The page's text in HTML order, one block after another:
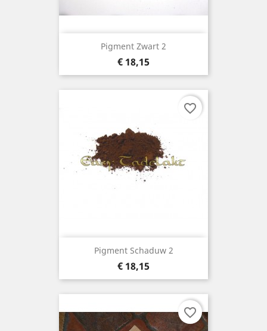
Pigment Zwart 2
Prijs
€ 18,15
Pigment Schaduw 2
Prijs
€ 18,15
favorite_border
favorite_border